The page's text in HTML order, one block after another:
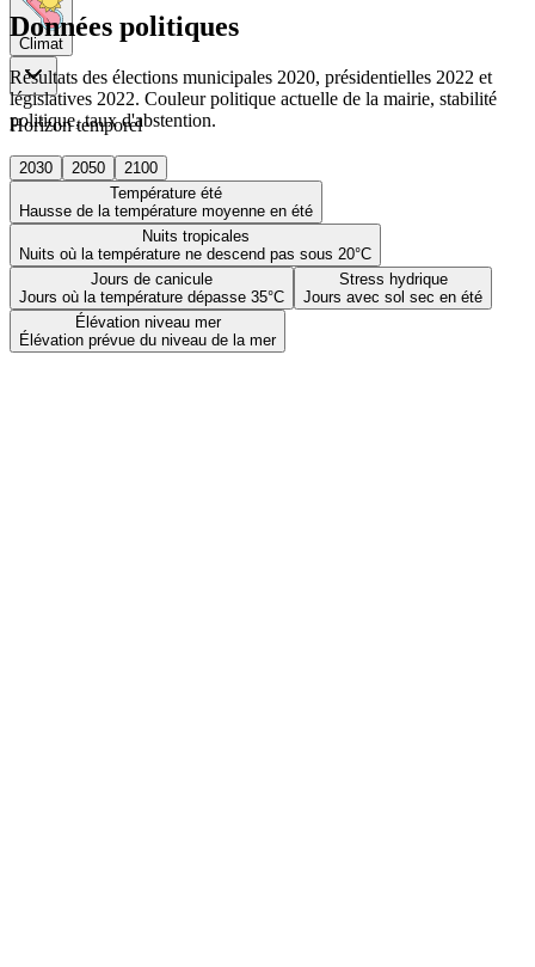
Climat
Horizon temporel
2030 2050
2100
Température été
Hausse de la température moyenne en été
Nuits tropicales
Nuits où la température ne descend pas sous 20°C
Jours de canicule
Jours où la température dépasse 35°C
Stress hydrique
Jours avec sol sec en été
Élévation niveau mer
Élévation prévue du niveau de la mer
Données politiques
Résultats des élections municipales 2020, présidentielles 2022 et
législatives 2022. Couleur politique actuelle de la mairie, stabilité
politique, taux d'abstention.